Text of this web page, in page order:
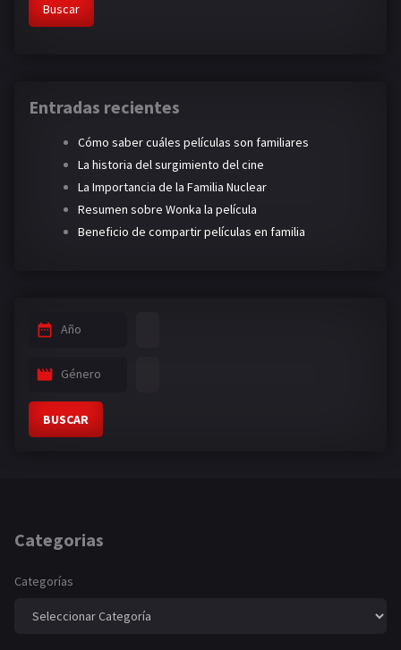
Buscar
Entradas recientes
Cómo saber cuáles películas son familiares
La historia del surgimiento del cine
La Importancia de la Familia Nuclear
Resumen sobre Wonka la película
Beneficio de compartir películas en familia
Año
Género
BUSCAR
Categorias
Categorías